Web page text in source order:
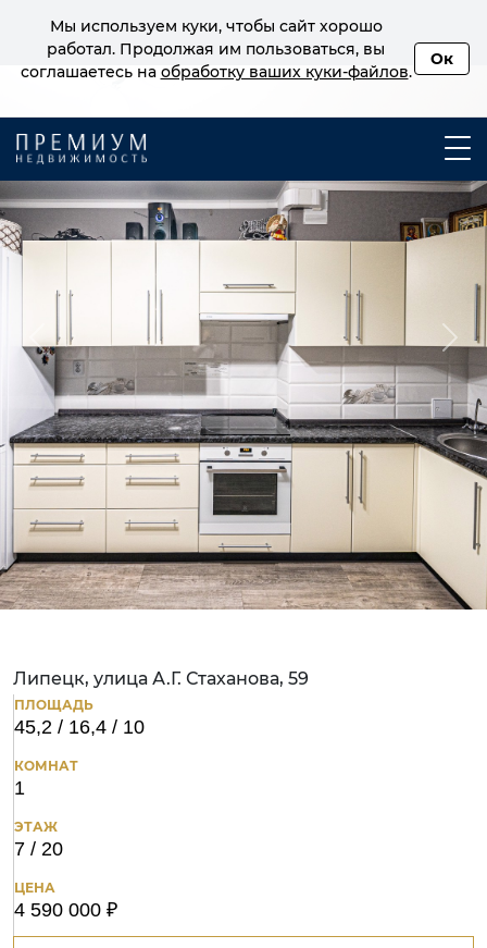
Мы используем куки, чтобы сайт хорошо
работал. Продолжая им пользоваться, вы
соглашаетесь на обработку ваших куки‑файлов.
Ок
Липецк, улица А.Г. Стаханова, 59
ПЛОЩАДЬ
45,2 / 16,4 / 10
КОМНАТ
1
ЭТАЖ
7 / 20
ЦЕНА
4 590 000 ₽